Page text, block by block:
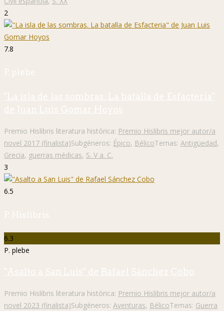
2
7.8
P. plebe
"La isla de las sombras. La batalla de Esfacteria"
de Juan Luis Gomar Hoyos
Premio Hislibris literatura histórica: Premio Hislibris mejor autor/a
novel 2017 (finalista)Subgéneros: Épico, BélicoTemas: Antigüedad,
Grecia, guerras médicas, S. V a. C.
3
6.5
P. Hislibris
6.3
P. plebe
"Asalto a San Luis" de Rafael Sánchez Cobo
Premio Hislibris literatura histórica: Premio Hislibris mejor autor/a
novel 2023 (finalista)Subgéneros: Aventuras, BélicoTemas: Guerra